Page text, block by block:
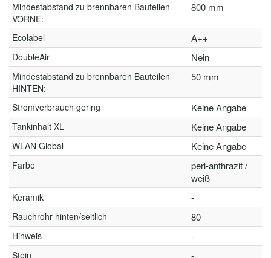
Mindestabstand zu brennbaren Bauteilen
VORNE:
800 mm
Ecolabel A++
DoubleAir Nein
Mindestabstand zu brennbaren Bauteilen
HINTEN:
50 mm
Stromverbrauch gering Keine Angabe
Tankinhalt XL Keine Angabe
WLAN Global Keine Angabe
Farbe
perl-anthrazit /
weiß
Keramik -
Rauchrohr hinten/seitlich 80
Hinweis -
Stein -